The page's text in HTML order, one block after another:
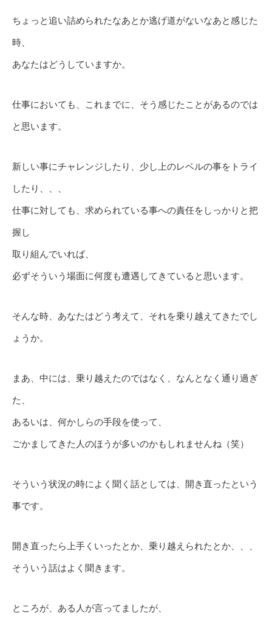
ちょっと追い詰められたなあとか逃げ道がないなあと感じた
時、
あなたはどうしていますか。
仕事においても、これまでに、そう感じたことがあるのでは
と思います。
新しい事にチャレンジしたり、少し上のレベルの事をトライ
したり、、、
仕事に対しても、求められている事への責任をしっかりと把
握し
取り組んでいれば、
必ずそういう場面に何度も遭遇してきていると思います。
そんな時、あなたはどう考えて、それを乗り越えてきたでし
ょうか。
まあ、中には、乗り越えたのではなく、なんとなく通り過ぎ
た、
あるいは、何かしらの手段を使って、
ごかましてきた人のほうが多いのかもしれませんね（笑）
そういう状況の時によく聞く話としては、開き直ったという
事です。
開き直ったら上手くいったとか、乗り越えられたとか、、、
そういう話はよく聞きます。
ところが、ある人が言ってましたが、